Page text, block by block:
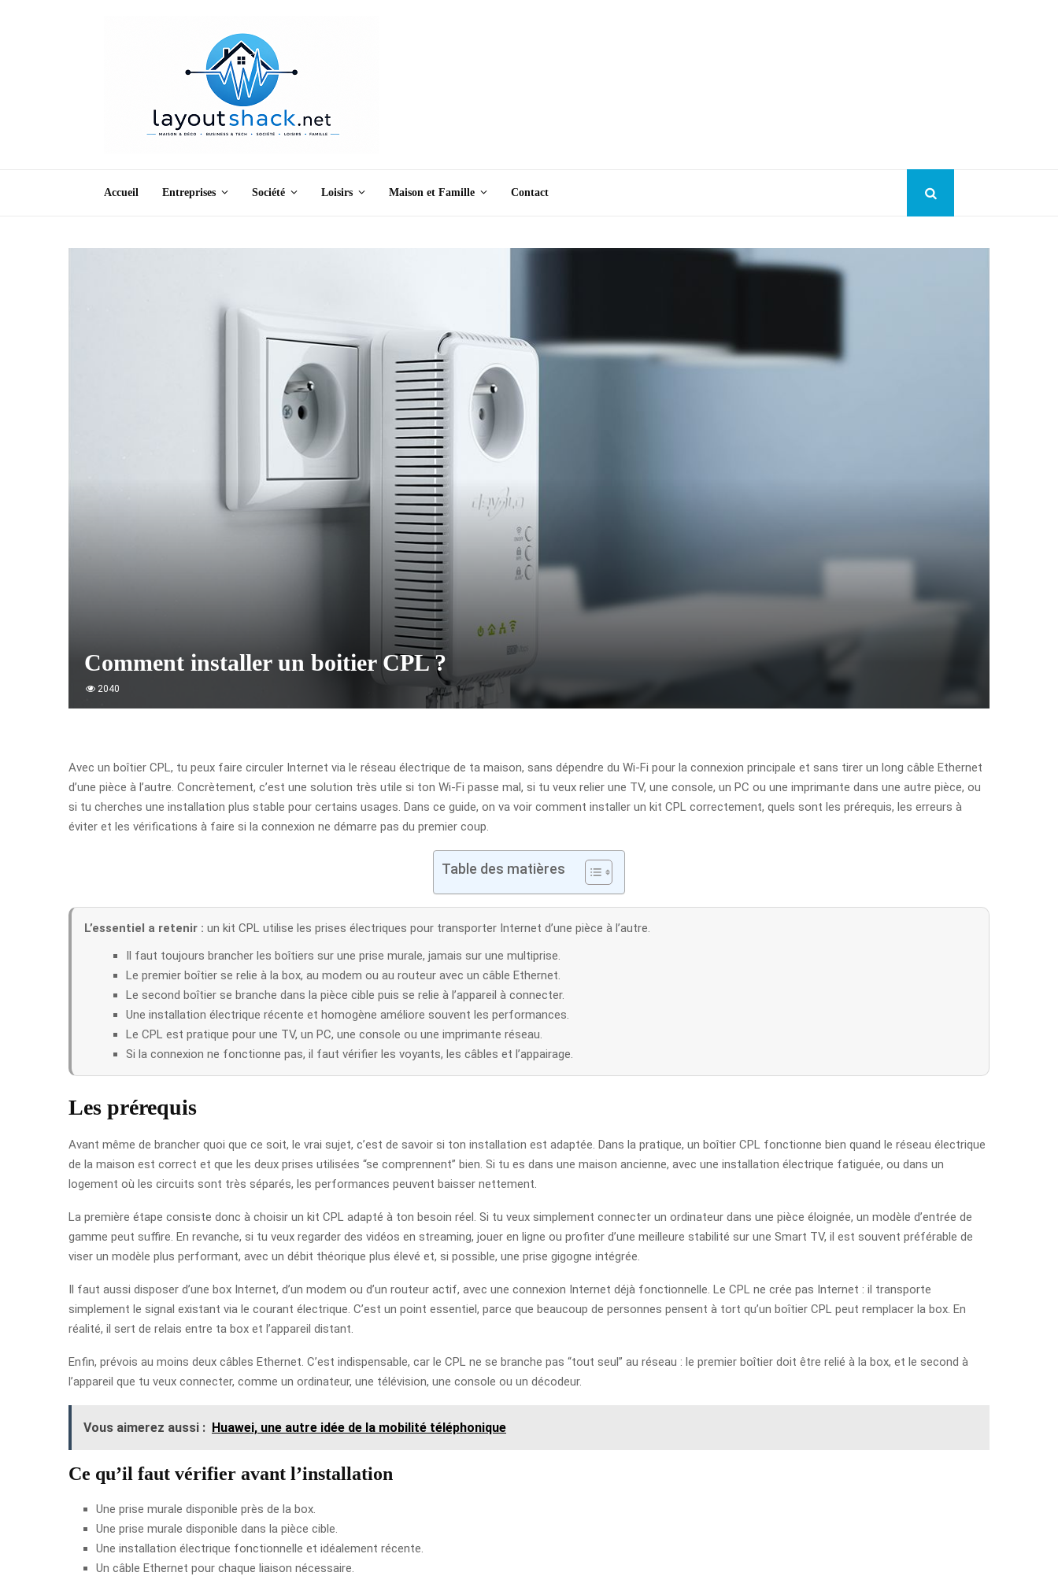
Accueil Entreprises Société Loisirs Maison et Famille Contact
Comment installer un boitier CPL ?
2040
Avec un boîtier CPL, tu peux faire circuler Internet via le réseau électrique de ta maison, sans dépendre du Wi‑Fi pour la connexion principale et sans tirer un long câble Ethernet
d’une pièce à l’autre. Concrètement, c’est une solution très utile si ton Wi‑Fi passe mal, si tu veux relier une TV, une console, un PC ou une imprimante dans une autre pièce, ou
si tu cherches une installation plus stable pour certains usages. Dans ce guide, on va voir comment installer un kit CPL correctement, quels sont les prérequis, les erreurs à
éviter et les vérifications à faire si la connexion ne démarre pas du premier coup.
Table des matières
L’essentiel a retenir : un kit CPL utilise les prises électriques pour transporter Internet d’une pièce à l’autre.
Il faut toujours brancher les boîtiers sur une prise murale, jamais sur une multiprise.
Le premier boîtier se relie à la box, au modem ou au routeur avec un câble Ethernet.
Le second boîtier se branche dans la pièce cible puis se relie à l’appareil à connecter.
Une installation électrique récente et homogène améliore souvent les performances.
Le CPL est pratique pour une TV, un PC, une console ou une imprimante réseau.
Si la connexion ne fonctionne pas, il faut vérifier les voyants, les câbles et l’appairage.
Les prérequis
Avant même de brancher quoi que ce soit, le vrai sujet, c’est de savoir si ton installation est adaptée. Dans la pratique, un boîtier CPL fonctionne bien quand le réseau électrique
de la maison est correct et que les deux prises utilisées “se comprennent” bien. Si tu es dans une maison ancienne, avec une installation électrique fatiguée, ou dans un
logement où les circuits sont très séparés, les performances peuvent baisser nettement.
La première étape consiste donc à choisir un kit CPL adapté à ton besoin réel. Si tu veux simplement connecter un ordinateur dans une pièce éloignée, un modèle d’entrée de
gamme peut suffire. En revanche, si tu veux regarder des vidéos en streaming, jouer en ligne ou profiter d’une meilleure stabilité sur une Smart TV, il est souvent préférable de
viser un modèle plus performant, avec un débit théorique plus élevé et, si possible, une prise gigogne intégrée.
Il faut aussi disposer d’une box Internet, d’un modem ou d’un routeur actif, avec une connexion Internet déjà fonctionnelle. Le CPL ne crée pas Internet : il transporte
simplement le signal existant via le courant électrique. C’est un point essentiel, parce que beaucoup de personnes pensent à tort qu’un boîtier CPL peut remplacer la box. En
réalité, il sert de relais entre ta box et l’appareil distant.
Enfin, prévois au moins deux câbles Ethernet. C’est indispensable, car le CPL ne se branche pas “tout seul” au réseau : le premier boîtier doit être relié à la box, et le second à
l’appareil que tu veux connecter, comme un ordinateur, une télévision, une console ou un décodeur.
Vous aimerez aussi : Huawei, une autre idée de la mobilité téléphonique
Ce qu’il faut vérifier avant l’installation
Une prise murale disponible près de la box.
Une prise murale disponible dans la pièce cible.
Une installation électrique fonctionnelle et idéalement récente.
Un câble Ethernet pour chaque liaison nécessaire.